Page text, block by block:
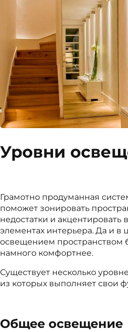
Уровни
Грамотно продуманная
поможет зонировать
недостатки и
элементах интерьера. Да и в
освещением пространством
намного комфортнее.
Существует несколько
из которых выполняет свои
Общее освещение